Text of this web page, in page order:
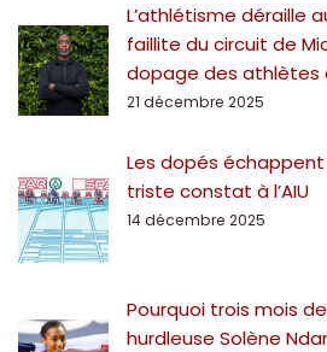
L’athlétisme déraille
faillite du circuit de
dopage des athlètes
21 décembre 2025
Les dopés
triste constat à l’AIU
14 décembre 2025
Pourquoi trois mois
hurdleuse Solène